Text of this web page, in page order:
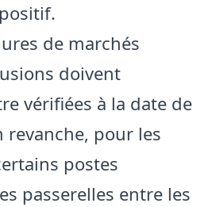
de marchés
doivent
vérifiées à la date de
revanche, pour les
postes
passerelles entre les